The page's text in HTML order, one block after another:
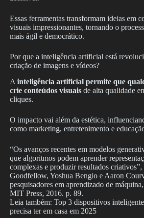
Essas ferramentas transformam ideias em
visuais impressionantes, tornando o
mais ágil e democrático.
Por que a inteligência artificial está
criação de imagens e vídeos?
A inteligência artificial permite que
crie conteúdos visuais de alta qualidade
cliques.
O impacto vai além da estética,
como marketing, entretenimento e
“Os avanços recentes em modelos
que algoritmos podem aprender
complexas e produzir resultados
Goodfellow, Yoshua Bengio e Aaron
pesquisadores em aprendizado de
MIT Press, 2016. p. 89.
Leia também: Top 3 dispositivos
precisa ter em casa em 2025